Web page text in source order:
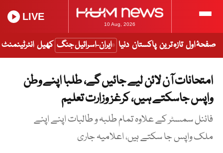
10 Aug, 2026
LIVE
صفحۂ اول تازہ ترین پاکستان دنیا ایران-اسرائیل جنگ کھیل انٹرٹینمنٹ
امتحانات آن لائن لیے جائیں گے، طلبا اپنے وطن
واپس جاسکتے ہیں، کرغز وزارت تعلیم
فائنل سمسٹر کے علاوہ تمام طلبہ و طالبات اپنے اپنے
ملک واپس جا سکتے ہیں، اعلامیہ جاری